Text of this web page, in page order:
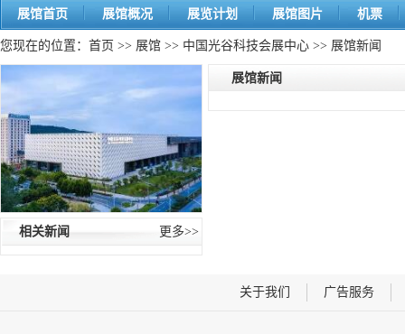
展馆首页 展馆概况 展览计划 展馆图片 机票
您现在的位置： 首页 >> 展馆 >> 中国光谷科技会展中心 >> 展馆新闻
更多>>
相关新闻
展馆新闻
关于我们 广告服务